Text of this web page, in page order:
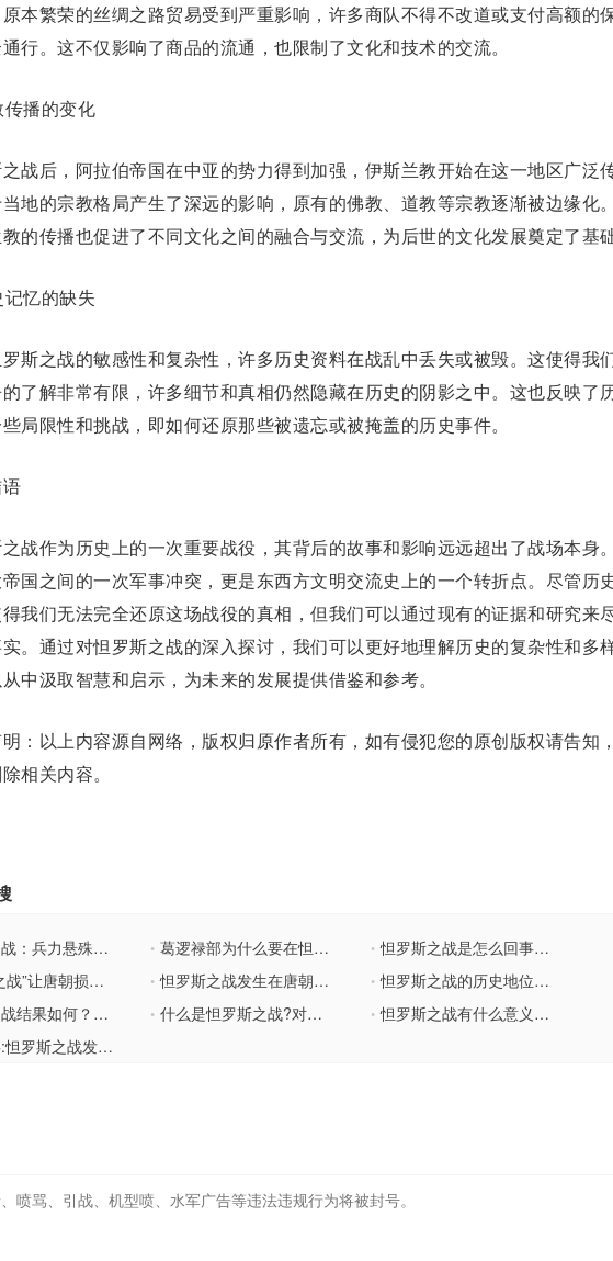
本繁荣的丝绸之路贸易受到严重影响，许多商队不得不改道或支付高额的
行。这不仅影响了商品的流通，也限制了文化和技术的交流。
播的变化
后，阿拉伯帝国在中亚的势力得到加强，伊斯兰教开始在这一地区广泛
地的宗教格局产生了深远的影响，原有的佛教、道教等宗教逐渐被边缘化
的传播也促进了不同文化之间的融合与交流，为后世的文化发展奠定了基础
记忆的缺失
之战的敏感性和复杂性，许多历史资料在战乱中丢失或被毁。这使得我
了解非常有限，许多细节和真相仍然隐藏在历史的阴影之中。这也反映了
局限性和挑战，即如何还原那些被遗忘或被掩盖的历史事件。
作为历史上的一次重要战役，其背后的故事和影响远远超出了战场本身
国之间的一次军事冲突，更是东西方文明交流史上的一个转折点。尽管历
我们无法完全还原这场战役的真相，但我们可以通过现有的证据和研究来
。通过对怛罗斯之战的深入探讨，我们可以更好地理解历史的复杂性和多
中汲取智慧和启示，为未来的发展提供借鉴和参考。
以上内容源自网络，版权归原作者所有，如有侵犯您的原创版权请告知
相关内容。
兵力悬殊的较量 • 葛逻禄部为什么要在怛罗斯之战中选择背叛唐朝？ • 怛罗斯之战是怎么回事？此战对唐朝并未造成多大影响
唐朝损失有多严重？ • 怛罗斯之战发生在唐朝中期，为什么这场战役会失败？ • 怛罗斯之战的历史地位是怎样的？战后阿拉伯人是如何看待唐朝的？
对大唐产生了哪些影响？ • 什么是怛罗斯之战?对唐朝的影响有多大? • 怛罗斯之战有什么意义？对唐朝和阿拉伯帝国有何影响？
生的真正原因,以及后果是什么?